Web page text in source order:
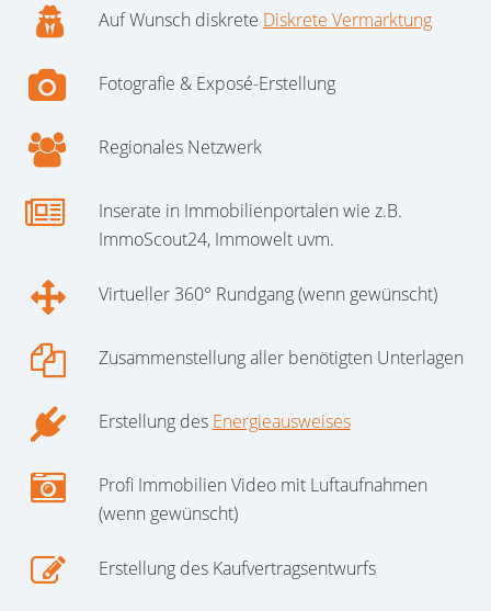
Auf Wunsch diskrete Diskrete Vermarktung
Fotografie & Exposé-Erstellung
Regionales Netzwerk
Inserate in Immobilienportalen wie z.B.
ImmoScout24, Immowelt uvm.
Virtueller 360° Rundgang (wenn gewünscht)
Zusammenstellung aller benötigten Unterlagen
Erstellung des Energieausweises
Profi Immobilien Video mit Luftaufnahmen
(wenn gewünscht)
Erstellung des Kaufvertragsentwurfs